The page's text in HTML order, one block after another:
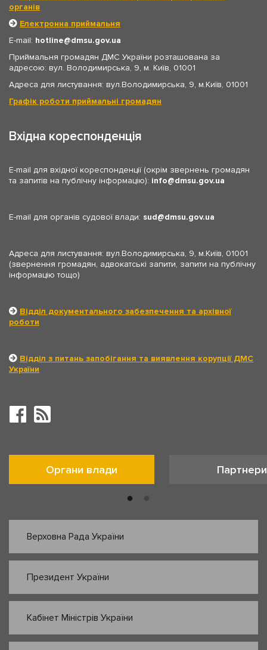
органів
Електронна приймальня
E-mail: hotline
dmsu.gov.ua
Приймальня громадян ДМС України розташована за
адресою: вул. Володимирська, 9, м. Київ, 01001
Адреса для листування: вул.Володимирська, 9, м.Київ, 01001
Графік роботи приймальні громадян
Вхідна кореспонденція
E-mail для вхідної кореспонденції (окрім звернень громадян
та запитів на публічну інформацію): info dmsu.gov.ua
E-mail для органів судової влади: sud dmsu.gov.ua
Адреса для листування: вул.Володимирська, 9, м.Київ, 01001
(звернення громадян, адвокатські запити, запити на публічну
інформацію тощо)
Відділ документального забезпечення та архівної
роботи
Відділ з питань запобігання та виявлення корупції ДМС
України
Органи влади Партнери
Верховна Рада України
Президент України
Кабінет Міністрів України